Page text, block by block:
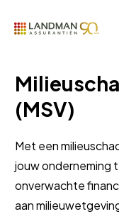
(MSV)
Met een
jouw onderneming
onverwachte
aan